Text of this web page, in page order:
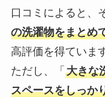
口コミによると、
の洗濯物をまとめ
高評価を得ていま
ただし、「 大きな
スペースをしっか